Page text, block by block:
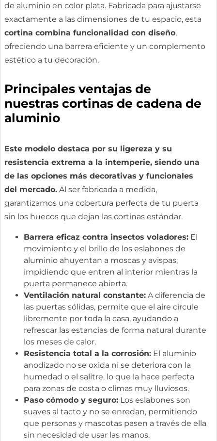
de aluminio en color plata. Fabricada para ajustarse
exactamente a las dimensiones de tu espacio, esta
cortina combina funcionalidad con diseño,
ofreciendo una barrera eficiente y un complemento
estético a tu decoración.
Principales ventajas de
nuestras cortinas de cadena de
aluminio
Este modelo destaca por su ligereza y su
resistencia extrema a la intemperie, siendo una
de las opciones más decorativas y funcionales
del mercado. Al ser fabricada a medida,
garantizamos una cobertura perfecta de tu puerta
sin los huecos que dejan las cortinas estándar.
Barrera eficaz contra insectos voladores: El
movimiento y el brillo de los eslabones de
aluminio ahuyentan a moscas y avispas,
impidiendo que entren al interior mientras la
puerta permanece abierta.
Ventilación natural constante: A diferencia de
las puertas sólidas, permite que el aire circule
libremente por toda la casa, ayudando a
refrescar las estancias de forma natural durante
los meses de calor.
Resistencia total a la corrosión: El aluminio
anodizado no se oxida ni se deteriora con la
humedad o el salitre, lo que la hace perfecta
para zonas de costa o climas muy lluviosos.
Paso cómodo y seguro: Los eslabones son
suaves al tacto y no se enredan, permitiendo
que personas y mascotas pasen a través de ella
sin necesidad de usar las manos.